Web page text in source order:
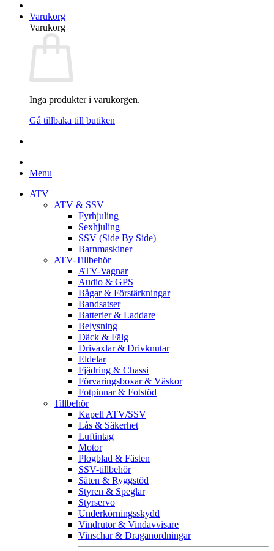
Varukorg
Varukorg
Inga produkter i varukorgen.
Gå tillbaka till butiken
Menu
ATV
ATV & SSV
Fyrhjuling
Sexhjuling
SSV (Side By Side)
Barnmaskiner
ATV-Tillbehör
ATV-Vagnar
Audio & GPS
Bågar & Förstärkningar
Bandsatser
Batterier & Laddare
Belysning
Däck & Fälg
Drivaxlar & Drivknutar
Eldelar
Fjädring & Chassi
Förvaringsboxar & Väskor
Fotpinnar & Fotstöd
Tillbehör
Kapell ATV/SSV
Lås & Säkerhet
Luftintag
Motor
Plogblad & Fästen
SSV-tillbehör
Säten & Ryggstöd
Styren & Speglar
Styrservo
Underkörningsskydd
Vindrutor & Vindavvisare
Vinschar & Draganordningar